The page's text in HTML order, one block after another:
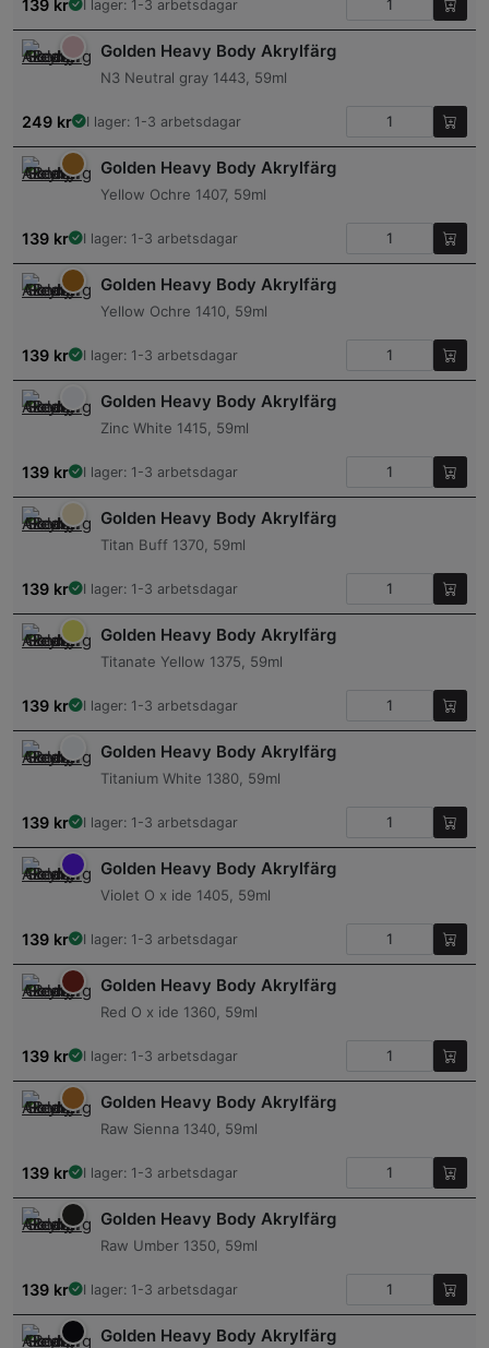
139 kr I lager: 1-3 arbetsdagar
Golden Heavy Body Akrylfärg
N3 Neutral gray 1443, 59ml
249 kr I lager: 1-3 arbetsdagar
Golden Heavy Body Akrylfärg
Yellow Ochre 1407, 59ml
139 kr I lager: 1-3 arbetsdagar
Golden Heavy Body Akrylfärg
Yellow Ochre 1410, 59ml
139 kr I lager: 1-3 arbetsdagar
Golden Heavy Body Akrylfärg
Zinc White 1415, 59ml
139 kr I lager: 1-3 arbetsdagar
Golden Heavy Body Akrylfärg
Titan Buff 1370, 59ml
139 kr I lager: 1-3 arbetsdagar
Golden Heavy Body Akrylfärg
Titanate Yellow 1375, 59ml
139 kr I lager: 1-3 arbetsdagar
Golden Heavy Body Akrylfärg
Titanium White 1380, 59ml
139 kr I lager: 1-3 arbetsdagar
Golden Heavy Body Akrylfärg
Violet O x ide 1405, 59ml
139 kr I lager: 1-3 arbetsdagar
Golden Heavy Body Akrylfärg
Red O x ide 1360, 59ml
139 kr I lager: 1-3 arbetsdagar
Golden Heavy Body Akrylfärg
Raw Sienna 1340, 59ml
139 kr I lager: 1-3 arbetsdagar
Golden Heavy Body Akrylfärg
Raw Umber 1350, 59ml
139 kr I lager: 1-3 arbetsdagar
Golden Heavy Body Akrylfärg